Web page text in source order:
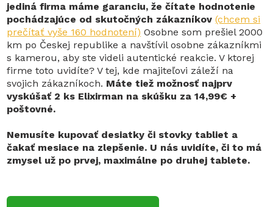
jediná firma máme garanciu, že čítate hodnotenie
pochádzajúce od skutočných zákazníkov(chcem si
prečítať vyše 160 hodnotení) Osobne som prešiel 2000
km po Českej republike a navštívil osobne zákazníkmi
s kamerou, aby ste videli autentické reakcie. V ktorej
firme toto uvidíte? V tej, kde majiteľovi záleží na
svojich zákazníkoch. Máte tiež možnosť najprv
vyskúšať 2 ks Elixirman na skúšku za 14,99€ +
poštovné.
Nemusíte kupovať desiatky či stovky tabliet a
čakať mesiace na zlepšenie. U nás uvidíte, či to má
zmysel už po prvej, maximálne po druhej tablete.